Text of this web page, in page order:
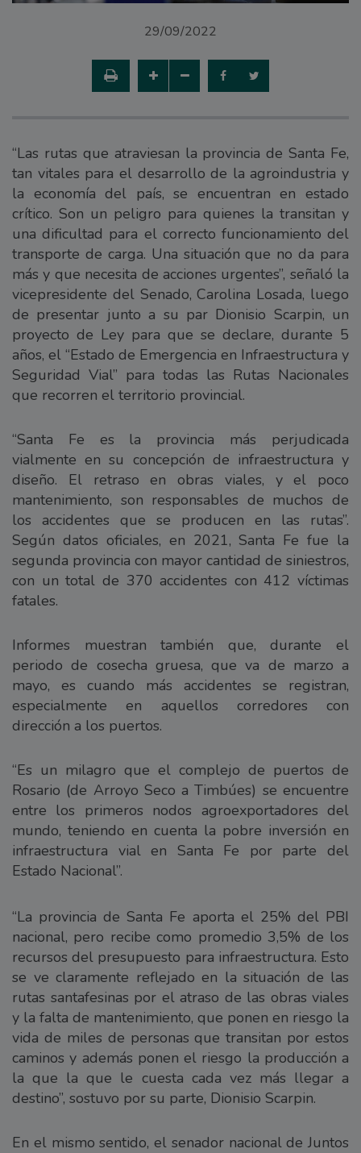
29/09/2022
“Las rutas que atraviesan la provincia de Santa Fe,
tan vitales para el desarrollo de la agroindustria y
la economía del país, se encuentran en estado
crítico. Son un peligro para quienes la transitan y
una dificultad para el correcto funcionamiento del
transporte de carga. Una situación que no da para
más y que necesita de acciones urgentes”, señaló la
vicepresidente del Senado, Carolina Losada, luego
de presentar junto a su par Dionisio Scarpin, un
proyecto de Ley para que se declare, durante 5
años, el “Estado de Emergencia en Infraestructura y
Seguridad Vial” para todas las Rutas Nacionales
que recorren el territorio provincial.
“Santa Fe es la provincia más perjudicada
vialmente en su concepción de infraestructura y
diseño. El retraso en obras viales, y el poco
mantenimiento, son responsables de muchos de
los accidentes que se producen en las rutas”.
Según datos oficiales, en 2021, Santa Fe fue la
segunda provincia con mayor cantidad de siniestros,
con un total de 370 accidentes con 412 víctimas
fatales.
Informes muestran también que, durante el
periodo de cosecha gruesa, que va de marzo a
mayo, es cuando más accidentes se registran,
especialmente en aquellos corredores con
dirección a los puertos.
“Es un milagro que el complejo de puertos de
Rosario (de Arroyo Seco a Timbúes) se encuentre
entre los primeros nodos agroexportadores del
mundo, teniendo en cuenta la pobre inversión en
infraestructura vial en Santa Fe por parte del
Estado Nacional”.
“La provincia de Santa Fe aporta el 25% del PBI
nacional, pero recibe como promedio 3,5% de los
recursos del presupuesto para infraestructura. Esto
se ve claramente reflejado en la situación de las
rutas santafesinas por el atraso de las obras viales
y la falta de mantenimiento, que ponen en riesgo la
vida de miles de personas que transitan por estos
caminos y además ponen el riesgo la producción a
la que la que le cuesta cada vez más llegar a
destino”, sostuvo por su parte, Dionisio Scarpin.
En el mismo sentido, el senador nacional de Juntos